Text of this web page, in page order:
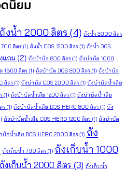
นิยม
ถังน้ำ 2000 ลิตร (4) ถังน้ำ 3000 ลิตร
700 ลิตร (1) ถังน้ำ DOS 1500 ลิตร (1) ถังน้ำ DOS
แถม (2) ถังบำบัด 800 ลิตร (1) ถังบำบัด 1000
1600 ลิตร (1) ถังบำบัด DOS 800 ลิตร (1) ถังบำบัด
ลิตร (1) ถังบำบัด DOS 2000 ลิตร (1) ถังบำบัดน้ำเสีย
(1) ถังบำบัดน้ำเสีย 1200 ลิตร (1) ถังบำบัดน้ำเสีย
ร (1) ถังบำบัดน้ำเสีย DOS HERO 800 ลิตร (1) ถัง
ถังบำบัดน้ำเสีย DOS HERO 1200 ลิตร (1) ถังบำบัด
บัดน้ำเสีย DOS HERO 2000 ลิตร (1) ถัง
ถังเก็บน้ำ 700 ลิตร (1) ถังเก็บน้ำ 1000
ถังเก็บน้ำ 2000 ลิตร (3) ถังเก็บน้ำ